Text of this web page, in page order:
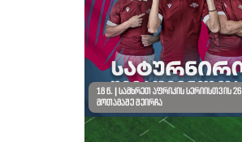
18 წ. | სამხრეთ აფრიკის სერიისთვის 26
მოთამაშე შეირჩა